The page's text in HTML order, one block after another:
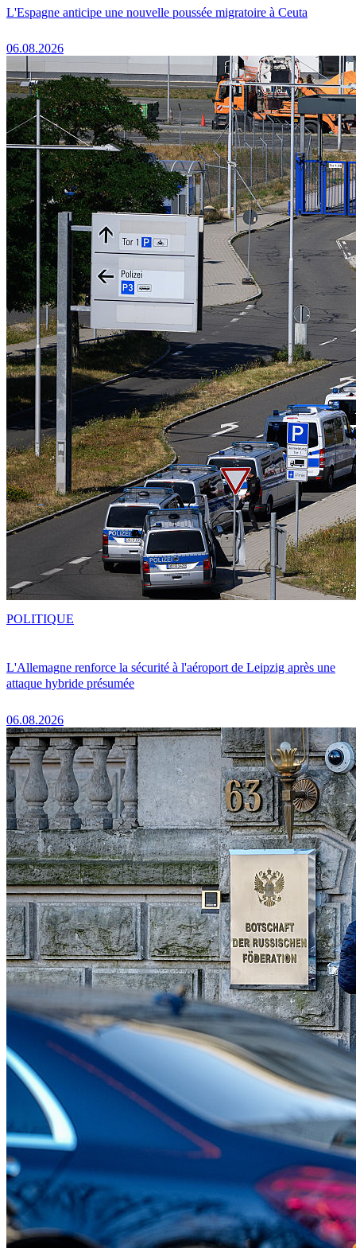
L'Espagne anticipe une nouvelle poussée migratoire à Ceuta
06.08.2026
L'Allemagne renforce la sécurité à l'aéroport de Leipzig après une
attaque hybride présumée
06.08.2026
POLITIQUE